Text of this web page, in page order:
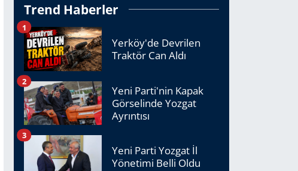
Trend Haberler
Yerköy'de Devrilen
Traktör Can Aldı
1
Yeni Parti'nin Kapak
Görselinde Yozgat
Ayrıntısı
2
Yeni Parti Yozgat İl
Yönetimi Belli Oldu
3